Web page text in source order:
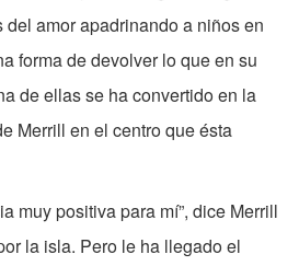
amor apadrinando a niños en
forma de devolver lo que en su
de ellas se ha convertido en la
Merrill en el centro que ésta
muy positiva para mí”, dice Merrill
la isla. Pero le ha llegado el